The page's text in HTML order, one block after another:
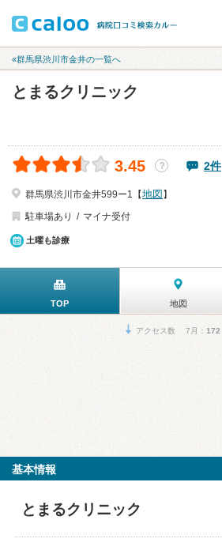
«群馬県渋川市金井の一覧へ
とまるクリニック
3.45 ？ 2件
群馬県渋川市金井599ー1【地図 】
駐車場あり
マイナ受付
土曜も診療
TOP 地図
アクセス数 7月： 172
基本情報
とまるクリニック